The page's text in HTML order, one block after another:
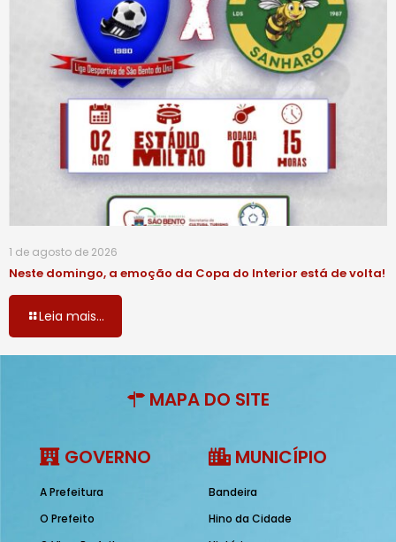
1 de agosto de 2026
Neste domingo, a emoção da Copa do Interior está de volta!
Leia mais...
MAPA DO SITE
GOVERNO
A Prefeitura
O Prefeito
MUNICÍPIO
Bandeira
Hino da Cidade